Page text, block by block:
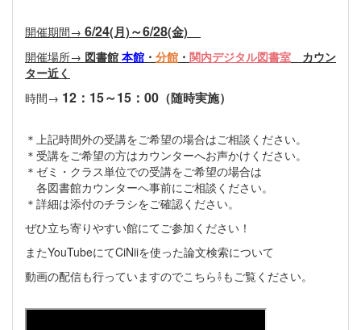
開催期間→ 6/24(月)～6/28(金)
開催場所→ 図書館 本館 ・ 分館 ・ 関内デジタル図書室 カウン
ター近く
時間→ 12：15～15：00 （随時実施）
＊上記時間外の受講をご希望の場合はご相談ください。
＊受講をご希望の方はカウンターへお声かけください。
＊ゼミ・クラス単位での受講をご希望の場合は
各図書館カウンターへ事前にご相談ください。
＊詳細は添付のチラシをご確認ください。
ぜひ立ち寄りやすい館にてご参加ください！
またYouTubeにてCiNiiを使った論文検索について
動画の配信も行っていますのでこちら⇩もご覧ください。